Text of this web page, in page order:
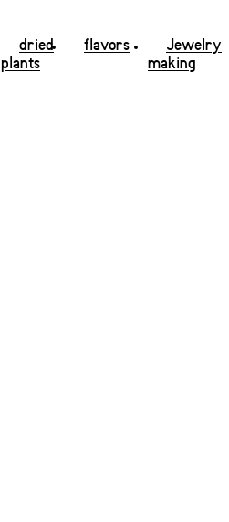
dried
plants
flavors
Jewelry
making